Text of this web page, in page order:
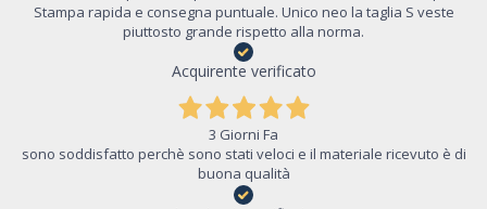
Stampa rapida e consegna puntuale. Unico neo la taglia S veste
piuttosto grande rispetto alla norma.
Acquirente verificato
3 Giorni Fa
sono soddisfatto perchè sono stati veloci e il materiale ricevuto è di
buona qualità